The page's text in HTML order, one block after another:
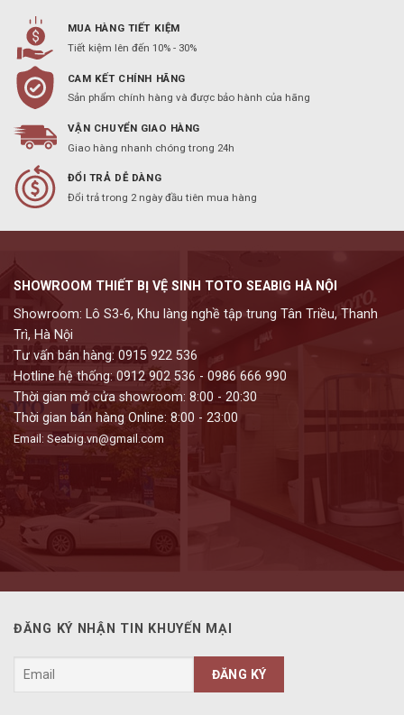
MUA HÀNG TIẾT KIỆM
Tiết kiệm lên đến 10% - 30%
CAM KẾT CHÍNH HÃNG
Sản phẩm chính hàng và được bảo hành của hãng
VẬN CHUYỂN GIAO HÀNG
Giao hàng nhanh chóng trong 24h
ĐỔI TRẢ DỄ DÀNG
Đổi trả trong 2 ngày đầu tiên mua hàng
SHOWROOM THIẾT BỊ VỆ SINH TOTO SEABIG HÀ NỘI
Showroom: Lô S3-6, Khu làng nghề tập trung Tân Triều, Thanh
Trì, Hà Nội
Tư vấn bán hàng: 0915 922 536
Hotline hệ thống: 0912 902 536 - 0986 666 990
Thời gian mở cửa showroom: 8:00 - 20:30
Thời gian bán hàng Online: 8:00 - 23:00
Email: Seabig.vn@gmail.com
ĐĂNG KÝ NHẬN TIN KHUYẾN MẠI